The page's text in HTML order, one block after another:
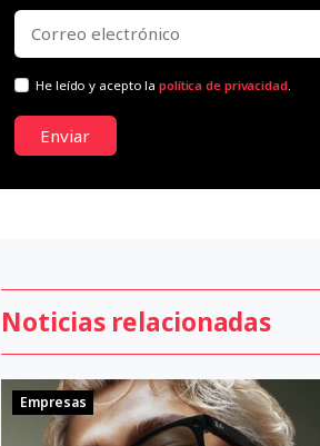
He leído y acepto lapolítica de privacidad.
Enviar
Noticias relacionadas
Empresas